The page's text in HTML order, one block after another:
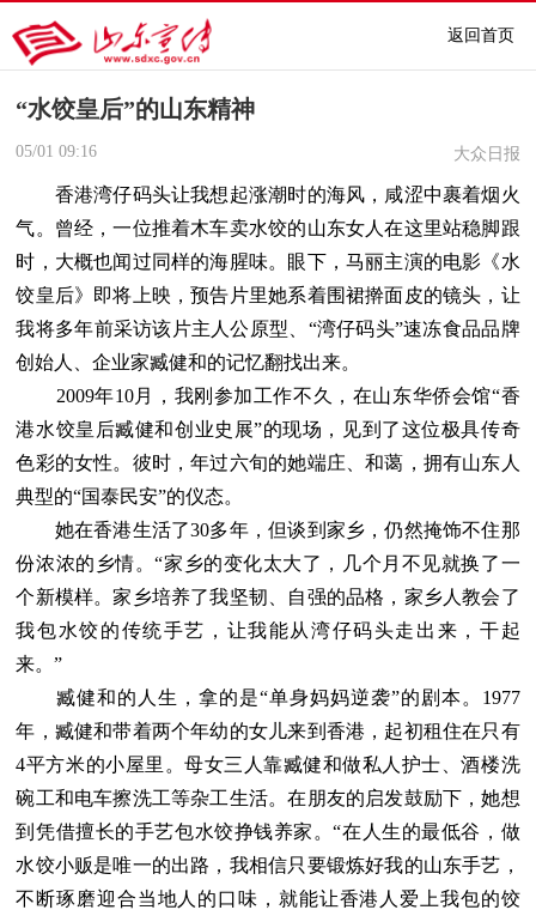
返回首页
“水饺皇后”的山东精神
05/01 09:16 大众日报
香港湾仔码头让我想起涨潮时的海风，咸涩中裹着烟火
气。曾经，一位推着木车卖水饺的山东女人在这里站稳脚跟
时，大概也闻过同样的海腥味。眼下，马丽主演的电影《水
饺皇后》即将上映，预告片里她系着围裙擀面皮的镜头，让
我将多年前采访该片主人公原型、“湾仔码头”速冻食品品牌
创始人、企业家臧健和的记忆翻找出来。
2009年10月，我刚参加工作不久，在山东华侨会馆“香
港水饺皇后臧健和创业史展”的现场，见到了这位极具传奇
色彩的女性。彼时，年过六旬的她端庄、和蔼，拥有山东人
典型的“国泰民安”的仪态。
她在香港生活了30多年，但谈到家乡，仍然掩饰不住那
份浓浓的乡情。“家乡的变化太大了，几个月不见就换了一
个新模样。家乡培养了我坚韧、自强的品格，家乡人教会了
我包水饺的传统手艺，让我能从湾仔码头走出来，干起
来。”
臧健和的人生，拿的是“单身妈妈逆袭”的剧本。1977
年，臧健和带着两个年幼的女儿来到香港，起初租住在只有
4平方米的小屋里。母女三人靠臧健和做私人护士、酒楼洗
碗工和电车擦洗工等杂工生活。在朋友的启发鼓励下，她想
到凭借擅长的手艺包水饺挣钱养家。“在人生的最低谷，做
水饺小贩是唯一的出路，我相信只要锻炼好我的山东手艺，
不断琢磨迎合当地人的口味，就能让香港人爱上我包的饺